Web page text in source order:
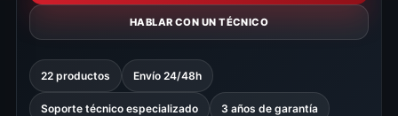
HABLAR CON UN TÉCNICO
22 productos Envío 24/48h
Soporte técnico especializado 3 años de garantía